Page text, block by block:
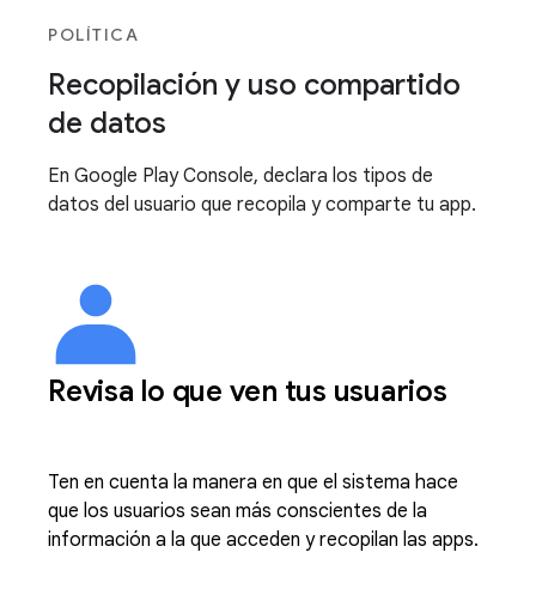
POLÍTICA
Recopilación y uso compartido
de datos
En Google Play Console, declara los tipos de
datos del usuario que recopila y comparte tu app.
Revisa lo que ven tus usuarios
Ten en cuenta la manera en que el sistema hace
que los usuarios sean más conscientes de la
información a la que acceden y recopilan las apps.